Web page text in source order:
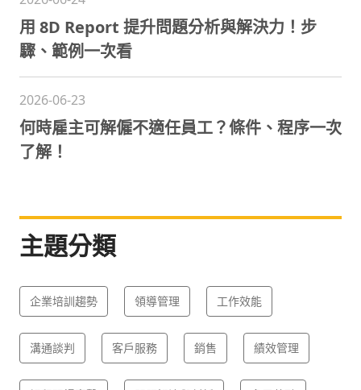
用 8D Report 提升問題分析與解決力！步
驟、範例一次看
2026-06-23
何時雇主可解僱不適任員工？條件、程序一次
了解！
主題分類
企業培訓趨勢 領導管理 工作效能
溝通談判 客戶服務 銷售 績效管理